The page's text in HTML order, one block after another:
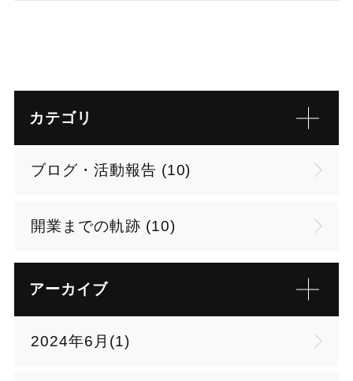
カテゴリ
ブログ・活動報告 (10)
開業までの軌跡 (10)
アーカイブ
2024年6月(1)